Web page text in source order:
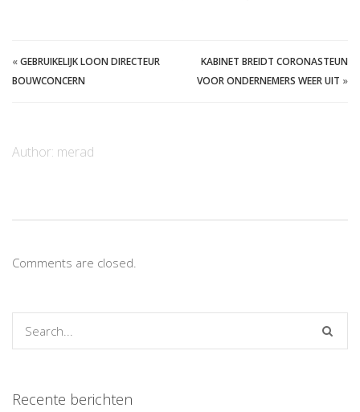
«GEBRUIKELIJK LOON DIRECTEUR
BOUWCONCERN
KABINET BREIDT CORONASTEUN
VOOR ONDERNEMERS WEER UIT »
Author: merad
Comments are closed.
Recente berichten